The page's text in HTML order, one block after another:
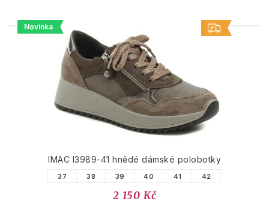
PODOBNÉ PRODUKTY
Novinka
IMAC I3989-41 hnědé dámské polobotky
37 38 39 40 41 42
2 150 Kč